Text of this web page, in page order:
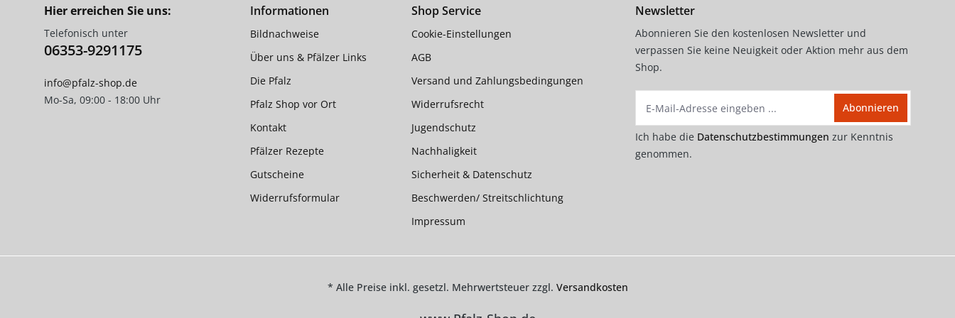
Hier erreichen Sie uns:
Telefonisch unter
06353-9291175
info@pfalz-shop.de
Mo-Sa, 09:00 - 18:00 Uhr
Informationen
Bildnachweise
Über uns & Pfälzer Links
Die Pfalz
Pfalz Shop vor Ort
Kontakt
Pfälzer Rezepte
Gutscheine
Widerrufsformular
Shop Service
Cookie-Einstellungen
AGB
Versand und Zahlungsbedingungen
Widerrufsrecht
Jugendschutz
Nachhaligkeit
Sicherheit & Datenschutz
Beschwerden/ Streitschlichtung
Impressum
Newsletter
Abonnieren Sie den kostenlosen Newsletter und
verpassen Sie keine Neuigkeit oder Aktion mehr aus dem
Shop.
Abonnieren
Ich habe die Datenschutzbestimmungen zur Kenntnis
genommen.
* Alle Preise inkl. gesetzl. Mehrwertsteuer zzgl. Versandkosten